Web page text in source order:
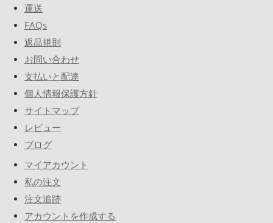
運送
FAQs
返品規則
お問い合わせ
支払いと配達
個人情報保護方針
サイトマップ
レビュー
ブログ
マイアカウント
私の注文
注文追跡
アカウントを作成する